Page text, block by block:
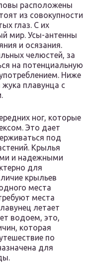
расположены
из совокупности
глаз. С их
мир. Усы-антенны
и осязания.
челюстей, за
на потенциальную
Ниже
плавунца с
ног, которые
Это дает
под
Крылья
и надежными
для
крыльев
места
места
летает
водоем, это,
которая
по
для